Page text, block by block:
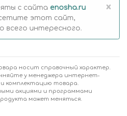
с сайта enosha.ru
этот сайт,
всего интересного.
×
носит справочный характер.
у менеджера интернет-
комплектацию товара.
акциями и программами
может меняться.